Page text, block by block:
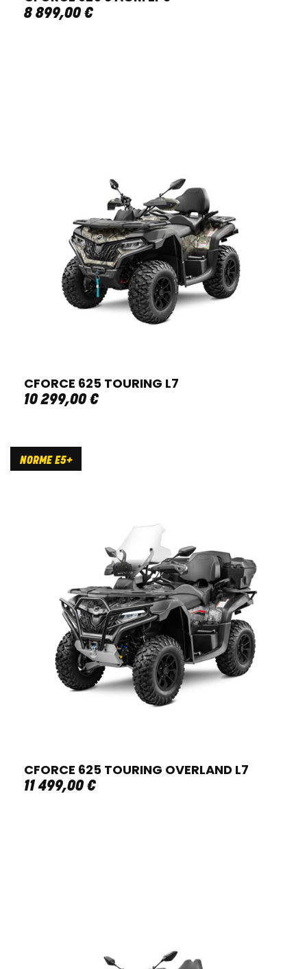
8 899,00€
CFORCE 625 TOURING L7
10 299,00€
NORME E5+
CFORCE 625 TOURING OVERLAND L7
11 499,00€